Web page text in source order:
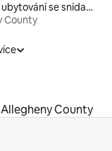
Pronájmy ubytování se snídaní
County
Allegheny County